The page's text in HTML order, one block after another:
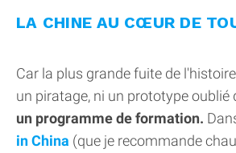
LA CHINE AU CŒUR DE
Car la plus grande fuite de
un piratage, ni un prototype oublié
un programme de formation.
in China (que je recommande